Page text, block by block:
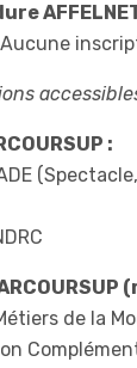
Aucune
:
de la